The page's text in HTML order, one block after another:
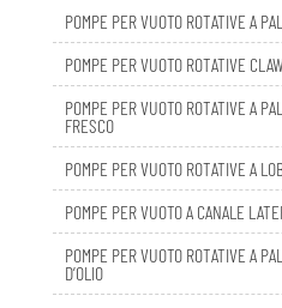
POMPE PER VUOTO ROTATIVE
POMPE PER VUOTO ROTATIVE A
FRESCO
POMPE PER VUOTO ROTATIVE A
POMPE PER VUOTO A CANALE
POMPE PER VUOTO ROTATIVE A
D’OLIO
DBL SMART